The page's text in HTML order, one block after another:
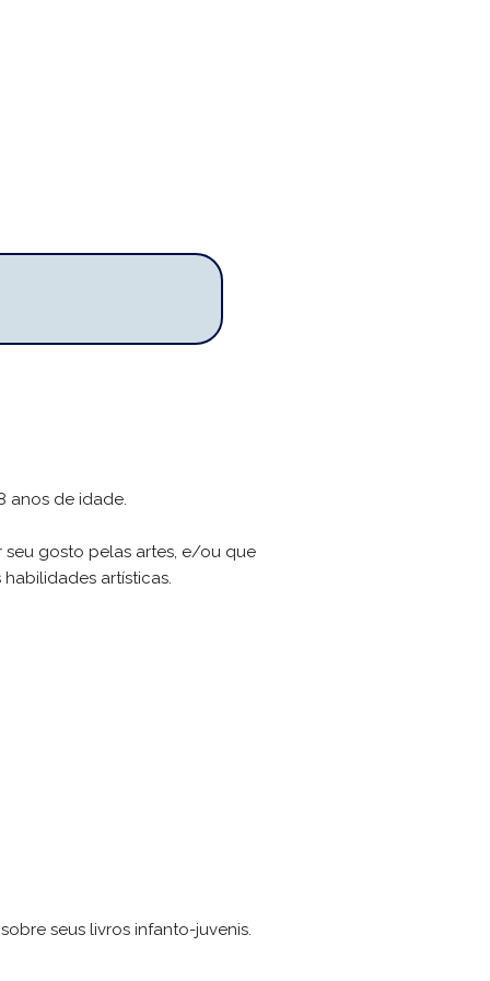
anos de idade.
seu gosto pelas artes, e/ou que
artísticas.
seus livros infanto-juvenis.